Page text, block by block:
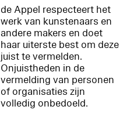
de Appel respecteert het
werk van kunstenaars en
andere makers en doet
haar uiterste best om deze
juist te vermelden.
Onjuistheden in de
vermelding van personen
of organisaties zijn
volledig onbedoeld.